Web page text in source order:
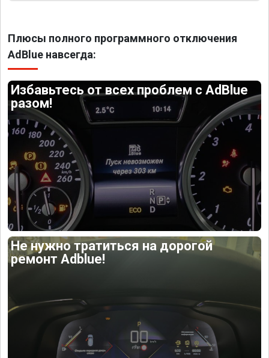
Плюсы полного программного отключения
AdBlue навсегда:
Избавьтесь от всех проблем с AdBlue
разом!
Не нужно тратиться на дорогой
ремонт Adblue!